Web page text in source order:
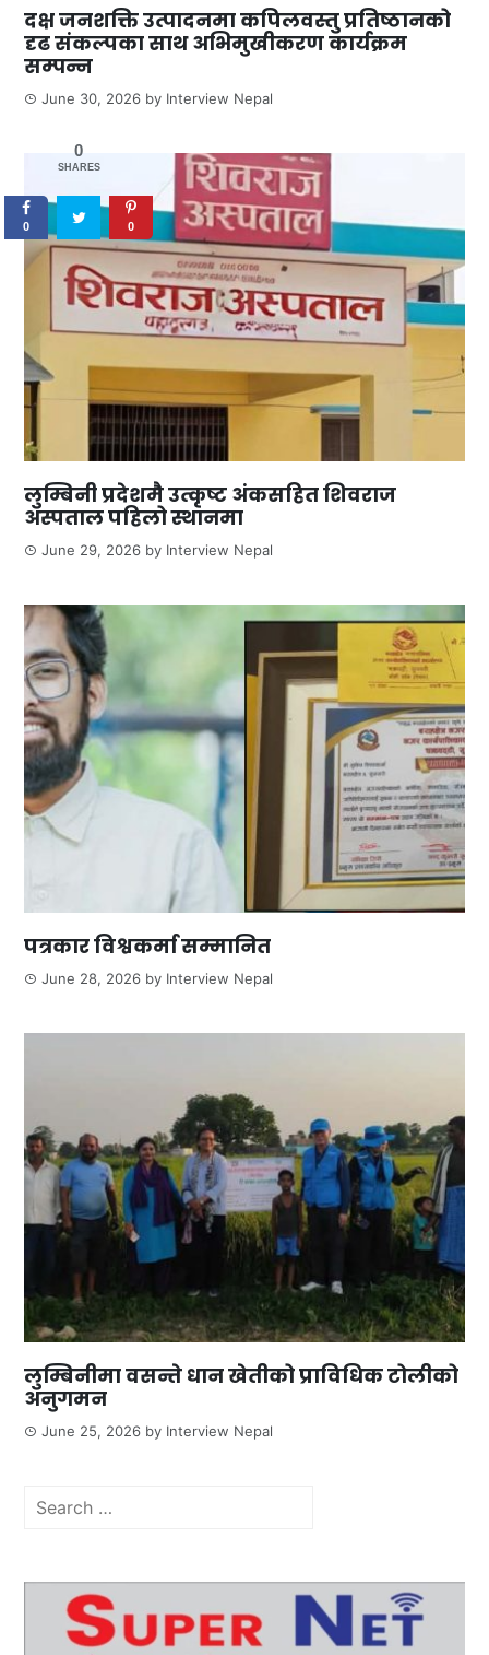
दक्ष जनशक्ति उत्पादनमा कपिलवस्तु प्रतिष्ठानको
दृढ संकल्पका साथ अभिमुखीकरण कार्यक्रम
सम्पन्न
June 30, 2026 by Interview Nepal
लुम्बिनी प्रदेशमै उत्कृष्ट अंकसहित शिवराज
अस्पताल पहिलो स्थानमा
June 29, 2026 by Interview Nepal
पत्रकार विश्वकर्मा सम्मानित
June 28, 2026 by Interview Nepal
लुम्बिनीमा वसन्ते धान खेतीको प्राविधिक टोलीको
अनुगमन
June 25, 2026 by Interview Nepal
Search
0
SHARES
0 0